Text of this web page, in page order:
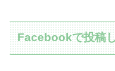
Facebookで投稿